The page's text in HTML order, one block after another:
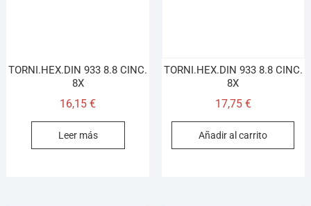
TORNI.HEX.DIN 933 8.8 CINC.
8X
16,15€
Leer más
TORNI.HEX.DIN 933 8.8 CINC.
8X
17,75 €
Añadir al carrito